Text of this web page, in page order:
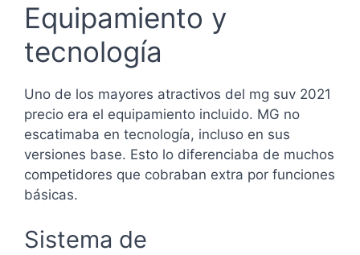
Equipamiento y
tecnología
Uno de los mayores atractivos del mg suv 2021
precio era el equipamiento incluido. MG no
escatimaba en tecnología, incluso en sus
versiones base. Esto lo diferenciaba de muchos
competidores que cobraban extra por funciones
básicas.
Sistema de